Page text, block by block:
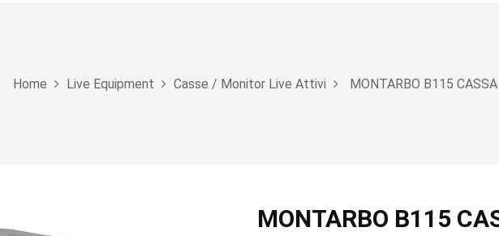
Home Live Equipment Casse / Monitor Live Attivi MONTARBO B115
MONTARBO B115